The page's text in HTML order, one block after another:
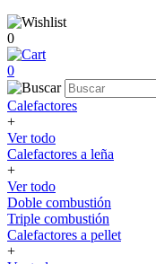
0
0
Calefactores
+
Ver todo
Calefactores a leña
+
Ver todo
Doble combustión
Triple combustión
Calefactores a pellet
+